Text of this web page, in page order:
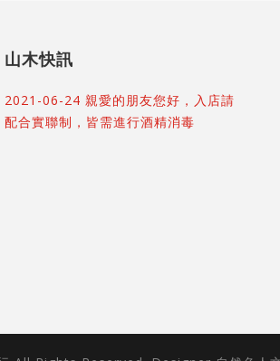
山木快訊
2021-06-24 親愛的朋友您好，入店請
配合實聯制，皆需進行酒精消毒